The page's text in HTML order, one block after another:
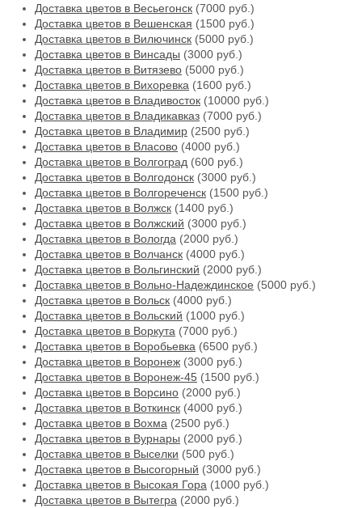
Доставка цветов в Весьегонск (7000 руб.)
Доставка цветов в Вешенская (1500 руб.)
Доставка цветов в Вилючинск (5000 руб.)
Доставка цветов в Винсады (3000 руб.)
Доставка цветов в Витязево (5000 руб.)
Доставка цветов в Вихоревка (1600 руб.)
Доставка цветов в Владивосток (10000 руб.)
Доставка цветов в Владикавказ (7000 руб.)
Доставка цветов в Владимир (2500 руб.)
Доставка цветов в Власово (4000 руб.)
Доставка цветов в Волгоград (600 руб.)
Доставка цветов в Волгодонск (3000 руб.)
Доставка цветов в Волгореченск (1500 руб.)
Доставка цветов в Волжск (1400 руб.)
Доставка цветов в Волжский (3000 руб.)
Доставка цветов в Вологда (2000 руб.)
Доставка цветов в Волчанск (4000 руб.)
Доставка цветов в Вольгинский (2000 руб.)
Доставка цветов в Вольно-Надеждинское (5000 руб.)
Доставка цветов в Вольск (4000 руб.)
Доставка цветов в Вольский (1000 руб.)
Доставка цветов в Воркута (7000 руб.)
Доставка цветов в Воробьевка (6500 руб.)
Доставка цветов в Воронеж (3000 руб.)
Доставка цветов в Воронеж-45 (1500 руб.)
Доставка цветов в Ворсино (2000 руб.)
Доставка цветов в Воткинск (4000 руб.)
Доставка цветов в Вохма (2500 руб.)
Доставка цветов в Вурнары (2000 руб.)
Доставка цветов в Выселки (500 руб.)
Доставка цветов в Высогорный (3000 руб.)
Доставка цветов в Высокая Гора (1000 руб.)
Доставка цветов в Вытегра (2000 руб.)